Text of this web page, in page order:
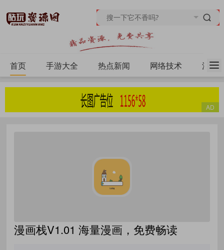
首页 手游大全 热点新闻 网络技术 源码
漫画栈V1.01 海量漫画，免费畅读